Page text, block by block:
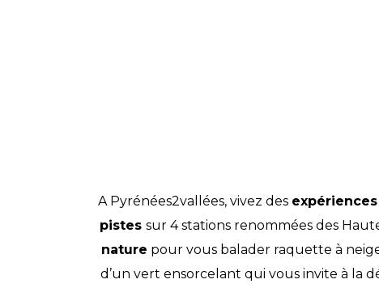
A Pyrénées2vallées, vivez des
pistes sur 4 stations renommées des
nature pour vous balader raquette à
d’un vert ensorcelant qui vous invite à la